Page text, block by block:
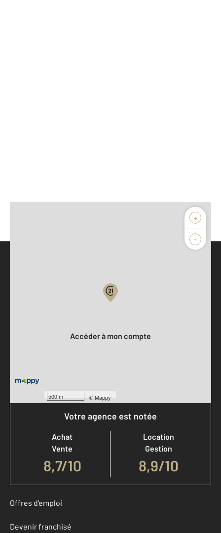
+
-
500 m ©Mappy
Accéder à mon compte
Votre agence est notée
Achat
Vente
8,7/10
Location
Gestion
8,9/10
Offres d'emploi
Devenir franchisé